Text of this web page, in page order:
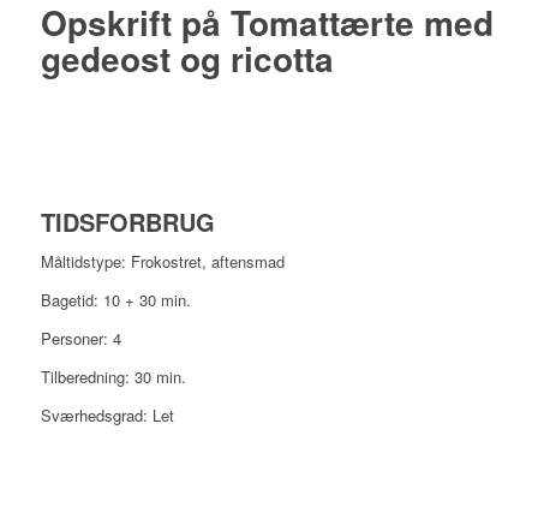
Opskrift på Tomattærte med
gedeost og ricotta
TIDSFORBRUG
Måltidstype: Frokostret, aftensmad
Bagetid: 10 + 30 min.
Personer: 4
Tilberedning: 30 min.
Sværhedsgrad: Let